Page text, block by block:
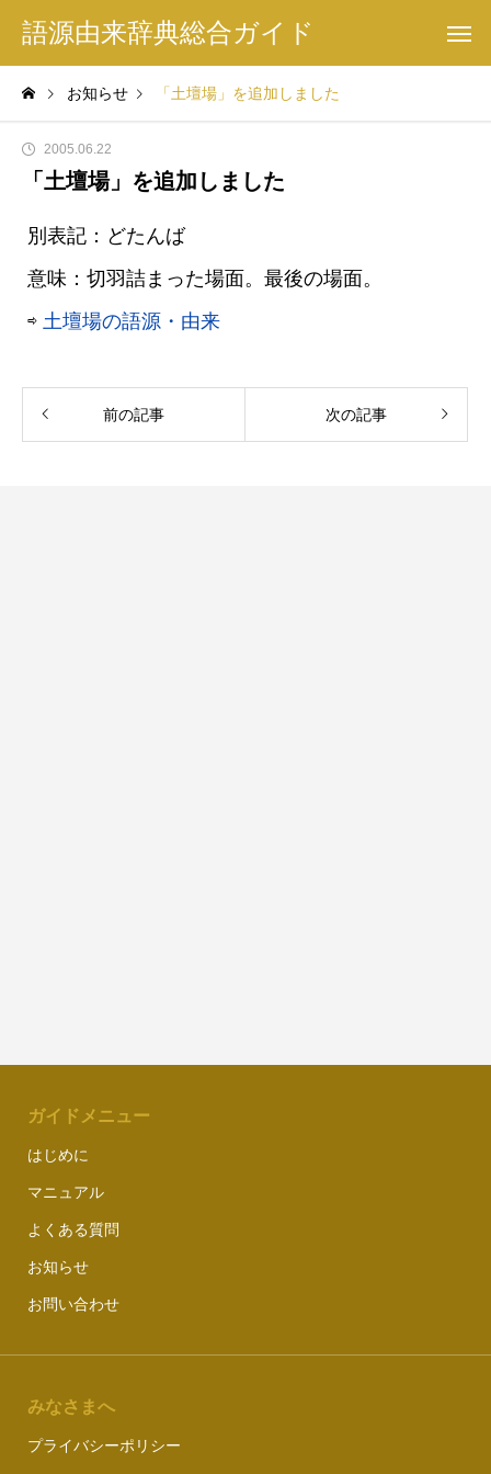
語源由来辞典総合ガイド
お知らせ 「土壇場」を追加しました
2005.06.22
「土壇場」を追加しました
別表記：どたんば
意味：切羽詰まった場面。最後の場面。
⇨ 土壇場の語源・由来
前の記事 次の記事
ガイドメニュー
はじめに
マニュアル
よくある質問
お知らせ
お問い合わせ
みなさまへ
プライバシーポリシー